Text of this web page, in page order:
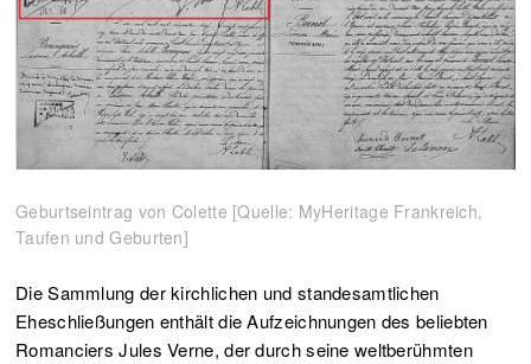
Geburtseintrag von Colette [Quelle: MyHeritage Frankreich,
Taufen und Geburten]
Die Sammlung der kirchlichen und standesamtlichen
Eheschließungen enthält die Aufzeichnungen des beliebten
Romanciers Jules Verne, der durch seine weltberühmten